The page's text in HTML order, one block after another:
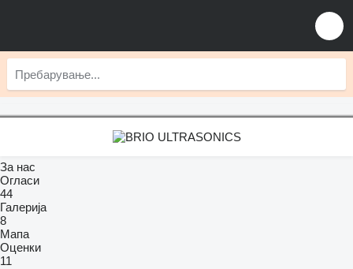
За нас
Огласи
44
Галерија
8
Мапа
Оценки
11